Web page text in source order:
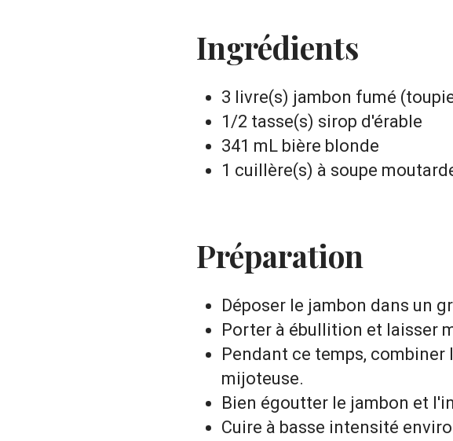
Ingrédients
3 livre(s) jambon fumé
1/2 tasse(s) sirop d'érable
341 mL bière blonde
1 cuillère(s) à soupe
Préparation
Déposer le jambon dans un
Porter à ébullition et laisser
Pendant ce temps, combiner
mijoteuse.
Bien égoutter le jambon et
Cuire à basse intensité